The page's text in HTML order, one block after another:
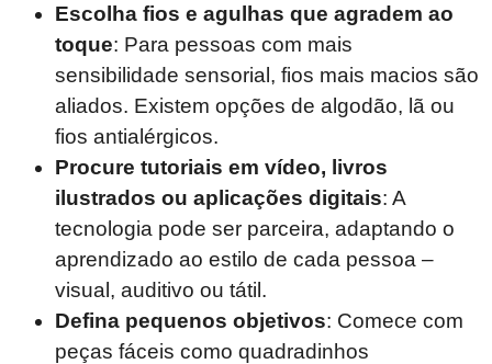
Escolha fios e agulhas que agradem ao
toque: Para pessoas com mais
sensibilidade sensorial, fios mais macios são
aliados. Existem opções de algodão, lã ou
fios antialérgicos.
Procure tutoriais em vídeo, livros
ilustrados ou aplicações digitais: A
tecnologia pode ser parceira, adaptando o
aprendizado ao estilo de cada pessoa –
visual, auditivo ou tátil.
Defina pequenos objetivos: Comece com
peças fáceis como quadradinhos